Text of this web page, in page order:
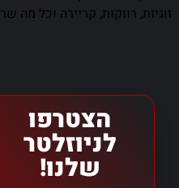
זוגיות, רווקות, קריירה וכל מה
הצטרפו
לניוזלטר
שלנו!